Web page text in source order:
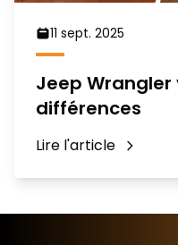
11 sept. 2025
Jeep Wrangler
différences
Lire l'article